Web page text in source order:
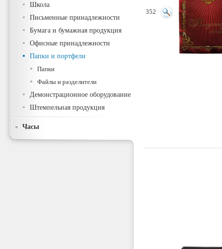
Школа
Письменные принадлежности
Бумага и бумажная продукция
Офисные принадлежности
Папки и портфели
Папки
Файлы и разделители
Демонстрационное оборудование
Штемпельная продукция
Часы
352